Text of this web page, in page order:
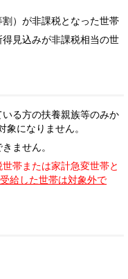
割）が非課税となった世帯
得見込みが非課税相当の世
る方の扶養親族等のみか
になりません。
ません。
帯または家計急変世帯と
給した世帯は対象外で